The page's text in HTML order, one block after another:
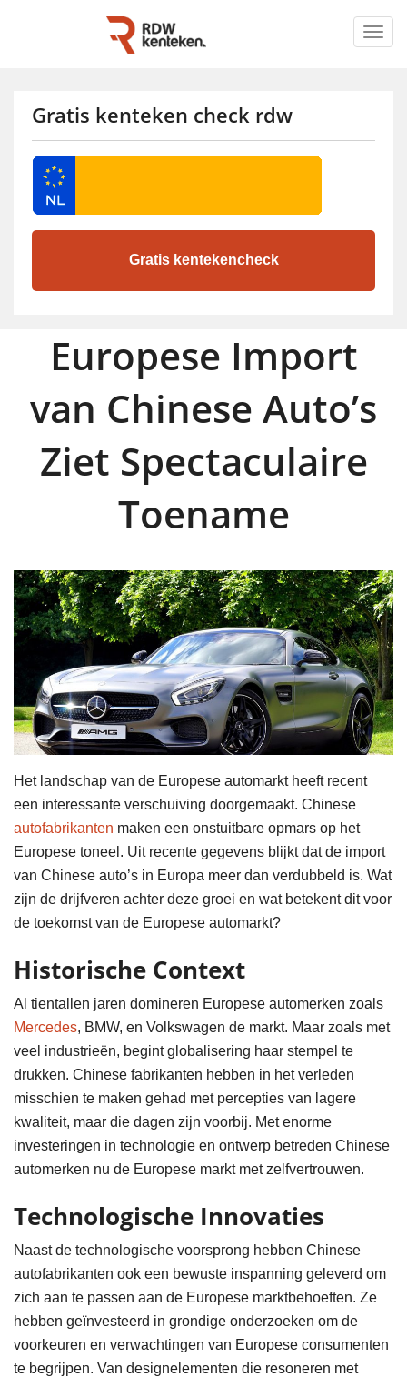
Gratis kenteken check rdw
Europese Import
van Chinese Auto’s
Ziet Spectaculaire
Toename
Het landschap van de Europese automarkt heeft recent
een interessante verschuiving doorgemaakt. Chinese
autofabrikanten maken een onstuitbare opmars op het
Europese toneel. Uit recente gegevens blijkt dat de import
van Chinese auto’s in Europa meer dan verdubbeld is. Wat
zijn de drijfveren achter deze groei en wat betekent dit voor
de toekomst van de Europese automarkt?
Historische Context
Al tientallen jaren domineren Europese automerken zoals
Mercedes, BMW, en Volkswagen de markt. Maar zoals met
veel industrieën, begint globalisering haar stempel te
drukken. Chinese fabrikanten hebben in het verleden
misschien te maken gehad met percepties van lagere
kwaliteit, maar die dagen zijn voorbij. Met enorme
investeringen in technologie en ontwerp betreden Chinese
automerken nu de Europese markt met zelfvertrouwen.
Technologische Innovaties
Naast de technologische voorsprong hebben Chinese
autofabrikanten ook een bewuste inspanning geleverd om
zich aan te passen aan de Europese marktbehoeften. Ze
hebben geïnvesteerd in grondige onderzoeken om de
voorkeuren en verwachtingen van Europese consumenten
te begrijpen. Van designelementen die resoneren met